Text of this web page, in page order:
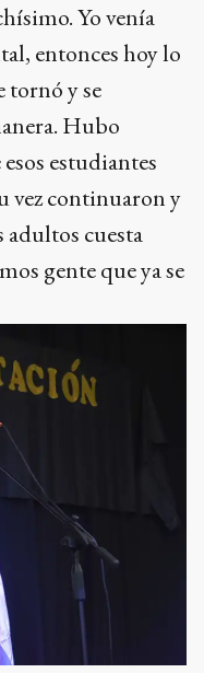
Yo venía
entonces hoy lo
tornó y se
Hubo
estudiantes
vez continuaron y
adultos cuesta
gente que ya se